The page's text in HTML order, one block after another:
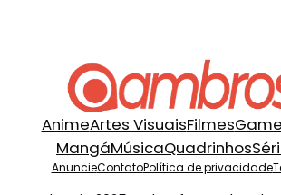
AnimeArtes VisuaisFilmes
MangáMúsicaQuadrinhos
AnuncieContatoPolítica de privacidade